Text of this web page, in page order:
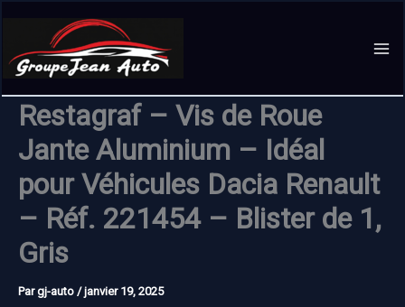
contenu
Restagraf – Vis de Roue
Jante Aluminium – Idéal
pour Véhicules Dacia Renault
– Réf. 221454 – Blister de 1,
Gris
Pargj-auto /janvier 19, 2025